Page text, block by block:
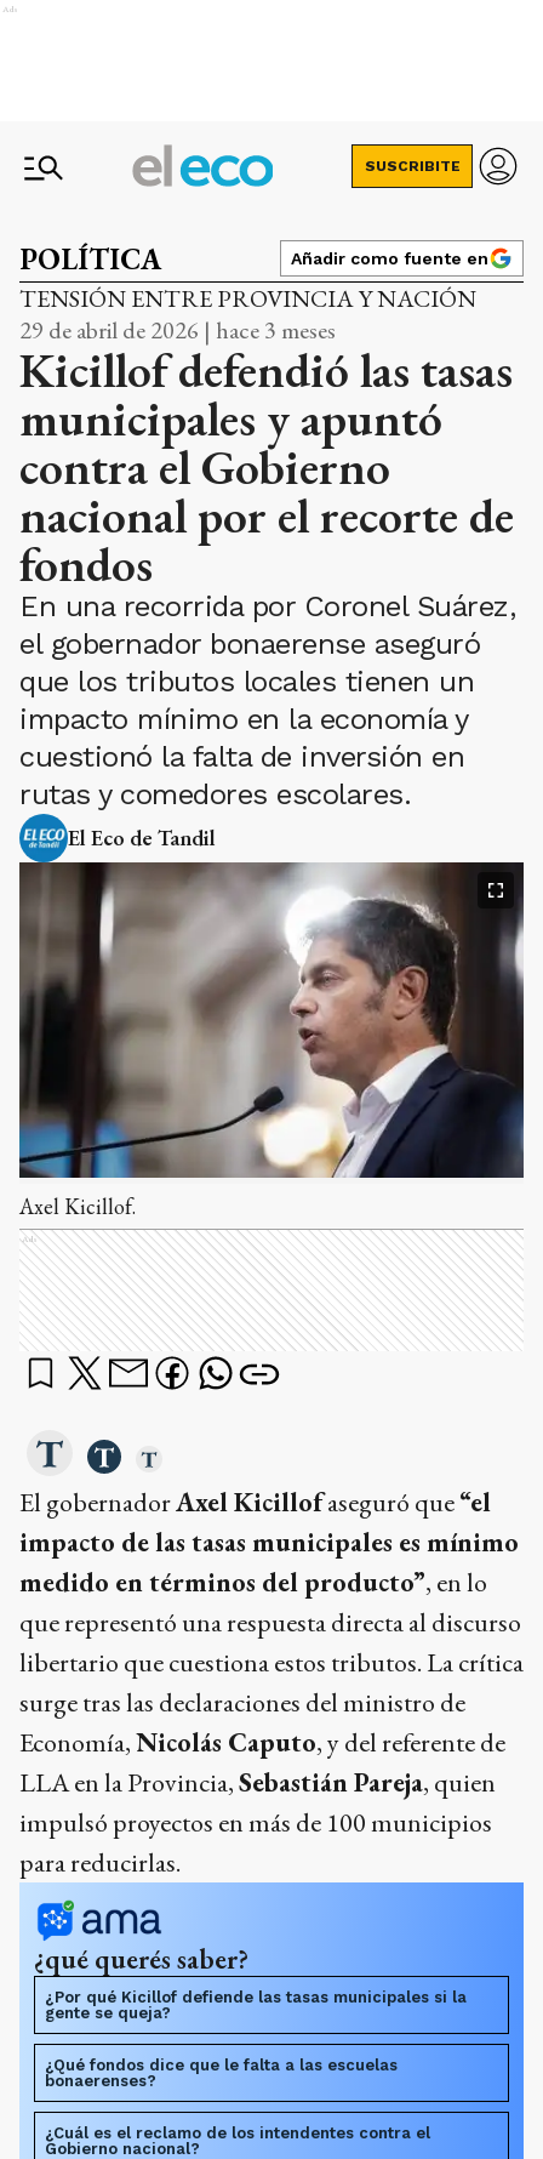
Ads
SUSCRIBITE
POLÍTICA Añadir como fuente en
TENSIÓN ENTRE PROVINCIA Y NACIÓN
29 de abril de 2026 | hace 3 meses
Kicillof defendió las tasas
municipales y apuntó
contra el Gobierno
nacional por el recorte de
fondos
En una recorrida por Coronel Suárez,
el gobernador bonaerense aseguró
que los tributos locales tienen un
impacto mínimo en la economía y
cuestionó la falta de inversión en
rutas y comedores escolares.
El Eco de Tandil
Axel Kicillof.
Ads
El gobernadorAxel Kicillofaseguró que“el
impacto de las tasas municipales es mínimo
medido en términos del producto”, en lo
que representó una respuesta directa al discurso
libertario que cuestiona estos tributos. La crítica
surge tras las declaraciones del ministro de
Economía,Nicolás Caputo, y del referente de
LLA en la Provincia,Sebastián Pareja, quien
impulsó proyectos en más de 100 municipios
para reducirlas.
¿qué querés saber?
¿Por qué Kicillof defiende las tasas municipales si la
gente se queja?
¿Qué fondos dice que le falta a las escuelas
bonaerenses?
¿Cuál es el reclamo de los intendentes contra el
Gobierno nacional?